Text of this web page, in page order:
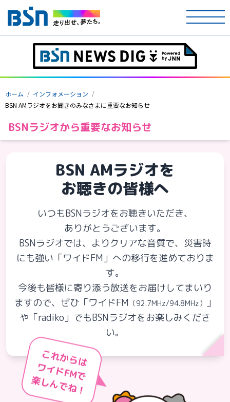
ホーム
テレビ
ラジオ
アナウンサー
ニュース
プレゼント
コンテンツ・アプリ
ケンジュ
Well-being 防災・減災
ショッピング
会社概要・ビジョン
お問い合わせ
ホーム
インフォメーション
BSN AMラジオをお聞きのみなさまに重要なお知らせ
BSNラジオから重要なお知らせ
BSN AMラジオを
お聴きの皆様へ
いつもBSNラジオをお聴きいただき、
ありがとうございます。
BSNラジオでは、よりクリアな音質で、災害時
にも強い「ワイドFM」への移行を進めておりま
す。
今後も皆様に寄り添う放送をお届けしてまいり
ますので、ぜひ「ワイドFM （92.7MHz/94.8MHz） 」
や「radiko」でもBSNラジオをお楽しみくださ
い。
これからは
ワイドFMで
楽しんでね！